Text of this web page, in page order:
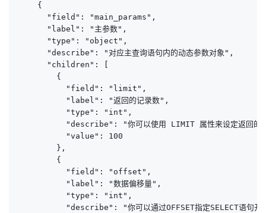
    {
      "field": "main_params",
      "label": "主参数",
      "type": "object",
      "describe": "对应主查询语句内的动态参数对象",
      "children": [
        {
          "field": "limit",
          "label": "返回的记录数",
          "type": "int",
"describe": "你可以使用 LIMIT 属性来设定返回的
          "value": 100
        },
        {
          "field": "offset",
          "label": "数据偏移量",
          "type": "int",
"describe": "你可以通过OFFSET指定SELECT语句开始